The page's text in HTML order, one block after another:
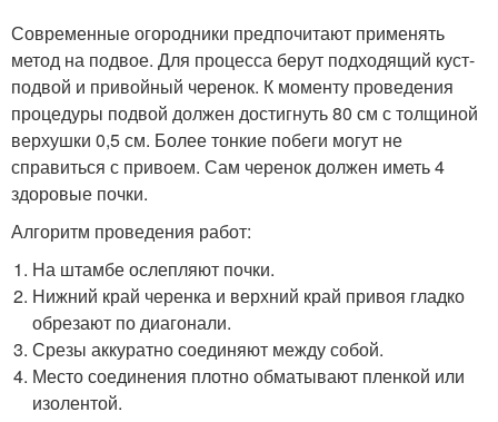
Современные огородники предпочитают применять
метод на подвое. Для процесса берут подходящий куст-
подвой и привойный черенок. К моменту проведения
процедуры подвой должен достигнуть 80 см с толщиной
верхушки 0,5 см. Более тонкие побеги могут не
справиться с привоем. Сам черенок должен иметь 4
здоровые почки.
Алгоритм проведения работ:
На штамбе ослепляют почки.
Нижний край черенка и верхний край привоя гладко
обрезают по диагонали.
Срезы аккуратно соединяют между собой.
Место соединения плотно обматывают пленкой или
изолентой.